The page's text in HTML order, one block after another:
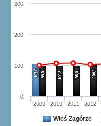
107,0 99,0 100,3 98,0 104,1
2009 2010 2011 2012
0
100
200
300
Wieś Zagórze